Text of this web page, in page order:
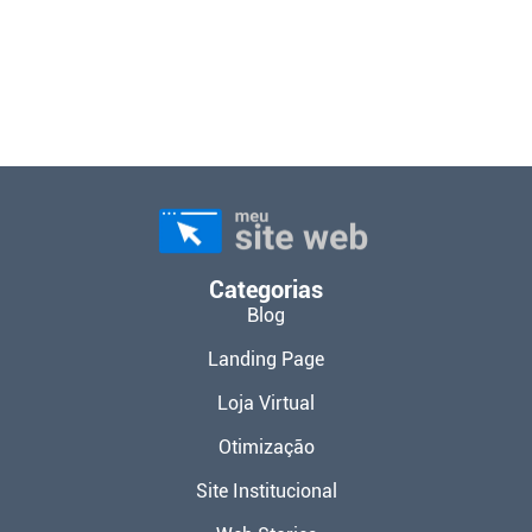
Categorias
Blog
Landing Page
Loja Virtual
Otimização
Site Institucional